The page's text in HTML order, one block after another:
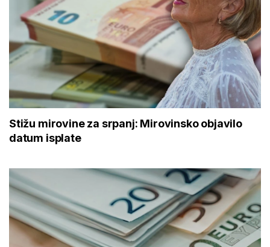
Stižu mirovine za srpanj: Mirovinsko objavilo
datum isplate